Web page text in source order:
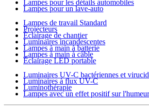
Lampes pour les détails automobiles
Lampes pour un lave-auto
Lampes de travail Standard
Projecteurs
Éclairage de chantier
Luminaires incandescentes
Lampes à main à batterie
Lampes à main à câble
Éclairage LED portable
Luminaires UV-C bactériennes et
Luminaires à flux UV-C
Luminothérapie
Lampes avec un effet positif sur l'humeur